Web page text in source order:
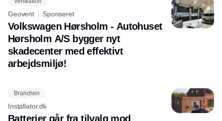
Geovent Sponseret
Volkswagen Hørsholm - Autohuset
Hørsholm A/S bygger nyt
skadecenter med effektivt
arbejdsmiljø!
Branchen
Installator.dk
Batterier går fra tilvalg mod